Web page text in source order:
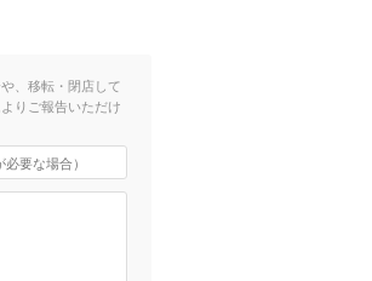
、移転・閉店して
りご報告いただけ